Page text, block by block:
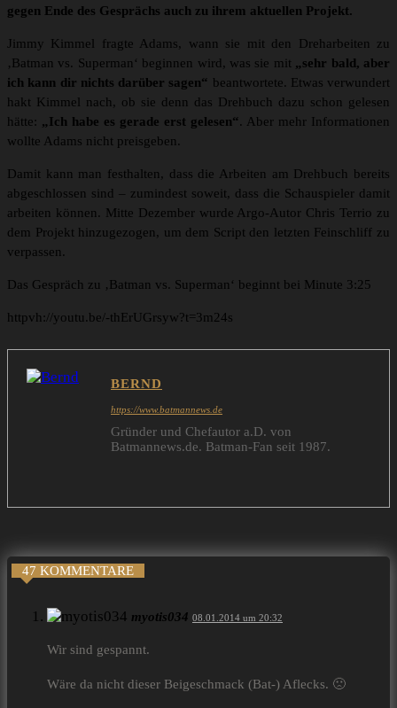
gegen Ende des Gesprächs auch zu ihrem aktuellen Projekt.
Jimmy Kimmel fragte Adams, wann sie mit den Dreharbeiten zu
‚Batman vs. Superman‘ beginnen wird, was sie mit „sehr bald, aber
ich kann dir nichts darüber sagen“ beantwortete. Etwas verwundert
hakt Kimmel nach, ob sie denn das Drehbuch dazu schon gelesen
hätte: „Ich habe es gerade erst gelesen“. Aber mehr Informationen
wollte Adams nicht preisgeben.
Damit kann man festhalten, dass die Arbeiten am Drehbuch bereits
abgeschlossen sind – zumindest soweit, dass die Schauspieler damit
arbeiten können. Mitte Dezember wurde Argo-Autor Chris Terrio zu
dem Projekt hinzugezogen, um dem Script den letzten Feinschliff zu
verpassen.
Das Gespräch zu ‚Batman vs. Superman‘ beginnt bei Minute 3:25
httpvh://youtu.be/-thErUGrsyw?t=3m24s
BERND
https://www.batmannews.de
Gründer und Chefautor a.D. von
Batmannews.de. Batman-Fan seit 1987.
47 KOMMENTARE
myotis034 08.01.2014 um 20:32
Wir sind gespannt.
Wäre da nicht dieser Beigeschmack (Bat-) Aflecks. 🙁